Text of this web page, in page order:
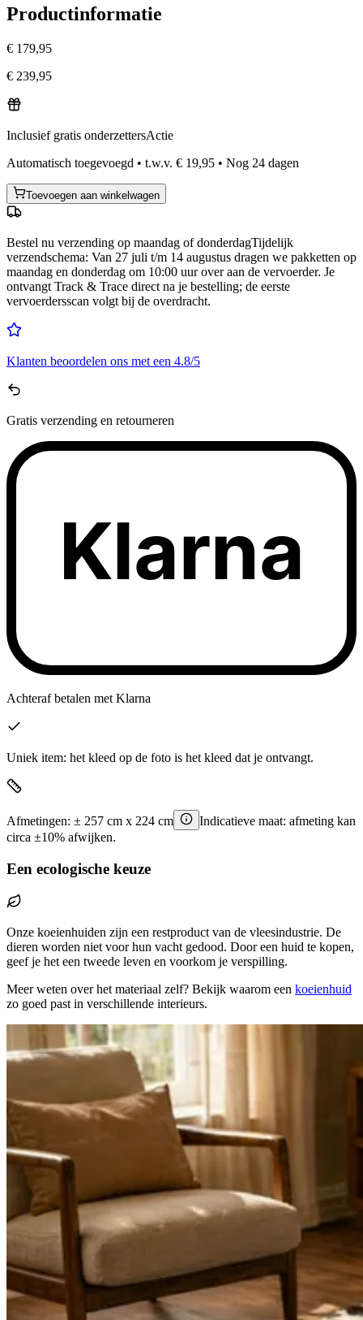
Productinformatie
€ 179,95
€ 239,95
Inclusief gratis onderzettersActie
Automatisch toegevoegd • t.w.v. € 19,95 • Nog 24 dagen
Toevoegen aan winkelwagen
Bestel nu verzending op maandag of donderdagTijdelijk
verzendschema: Van 27 juli t/m 14 augustus dragen we pakketten op
maandag en donderdag om 10:00 uur over aan de vervoerder. Je
ontvangt Track & Trace direct na je bestelling; de eerste
vervoerdersscan volgt bij de overdracht.
Klanten beoordelen ons met een 4.8/5
Gratis verzending en retourneren
Klarna
Achteraf betalen met Klarna
Uniek item: het kleed op de foto is het kleed dat je ontvangt.
Afmetingen: ± 257 cm x 224 cm
Indicatieve maat: afmeting kan
circa ±10% afwijken.
Een ecologische keuze
Onze koeienhuiden zijn een restproduct van de vleesindustrie. De
dieren worden niet voor hun vacht gedood. Door een huid te kopen,
geef je het een tweede leven en voorkom je verspilling.
Meer weten over het materiaal zelf? Bekijk waarom een koeienhuid
zo goed past in verschillende interieurs.